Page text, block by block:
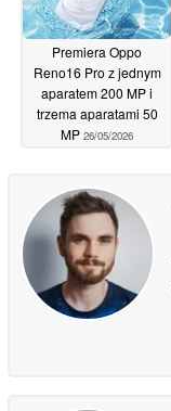
Premiera Oppo
Reno16 Pro z jednym
aparatem 200 MP i
trzema aparatami 50
MP 26/05/2026